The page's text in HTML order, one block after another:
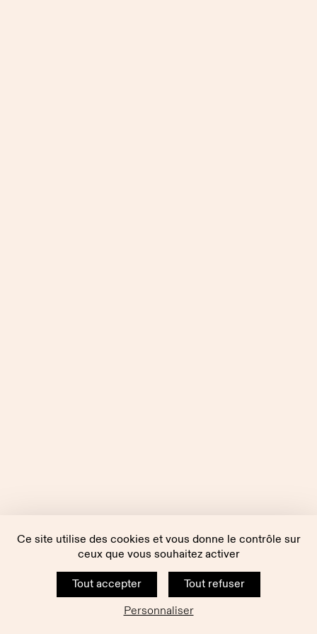
Ce site utilise des cookies et vous donne le contrôle sur
ceux que vous souhaitez activer
Tout accepter
Tout refuser
Personnaliser